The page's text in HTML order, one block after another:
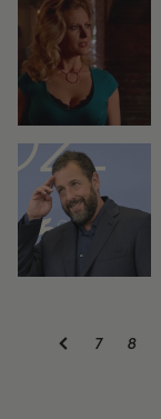
7 8